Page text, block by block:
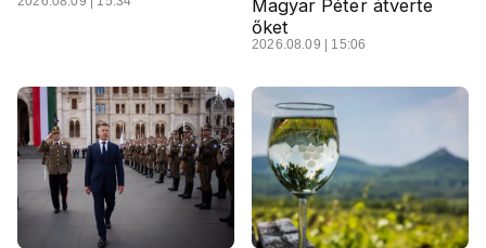
Magyar Péter átverte
őket
2026.08.09 | 15:06